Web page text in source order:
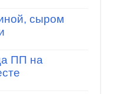
сыром
ПП на